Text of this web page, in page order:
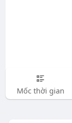
Mốc thời gian